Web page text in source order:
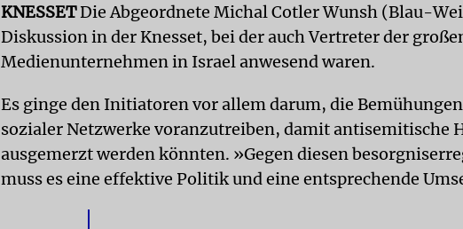
KNESSETDie Abgeordnete Michal Cotler Wunsh (Blau-
Diskussion in der Knesset, bei der auch Vertreter der
Medienunternehmen in Israel anwesend waren.
Es ginge den Initiatoren vor allem darum, die
sozialer Netzwerke voranzutreiben, damit antisemitische
ausgemerzt werden könnten. »Gegen diesen
muss es eine effektive Politik und eine entsprechende